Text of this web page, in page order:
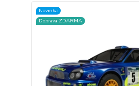
Novinka
Doprava ZDARMA